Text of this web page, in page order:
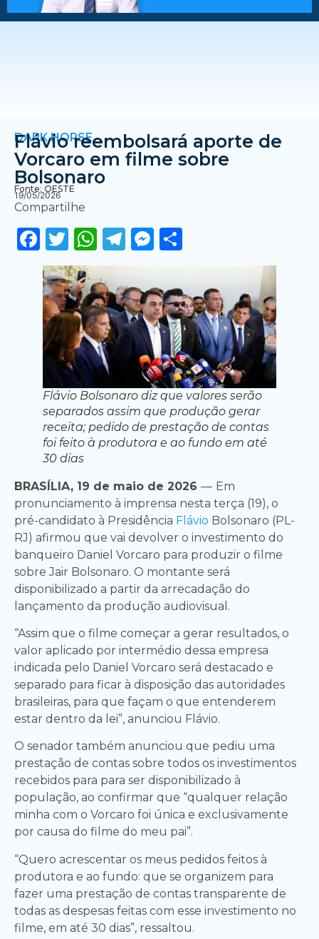
DARK HORSE
Flávio reembolsará aporte de
Vorcaro em filme sobre
Bolsonaro
Fonte: OESTE
19/05/2026
Compartilhe
Facebook
Twitter
WhatsApp
Telegram
Messenger
Flávio Bolsonaro diz que valores serão
separados assim que produção gerar
receita; pedido de prestação de contas
foi feito à produtora e ao fundo em até
30 dias
BRASÍLIA, 19 de maio de 2026 — Em
pronunciamento à imprensa nesta terça (19), o
pré-candidato à Presidência Flávio Bolsonaro (PL-
RJ) afirmou que vai devolver o investimento do
banqueiro Daniel Vorcaro para produzir o filme
sobre Jair Bolsonaro. O montante será
disponibilizado a partir da arrecadação do
lançamento da produção audiovisual.
“Assim que o filme começar a gerar resultados, o
valor aplicado por intermédio dessa empresa
indicada pelo Daniel Vorcaro será destacado e
separado para ficar à disposição das autoridades
brasileiras, para que façam o que entenderem
estar dentro da lei”, anunciou Flávio.
O senador também anunciou que pediu uma
prestação de contas sobre todos os investimentos
recebidos para para ser disponibilizado à
população, ao confirmar que “qualquer relação
minha com o Vorcaro foi única e exclusivamente
por causa do filme do meu pai”.
“Quero acrescentar os meus pedidos feitos à
produtora e ao fundo: que se organizem para
fazer uma prestação de contas transparente de
todas as despesas feitas com esse investimento no
filme, em até 30 dias”, ressaltou.